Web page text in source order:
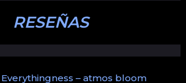
RESEÑAS
Everythingness – atmos bloom